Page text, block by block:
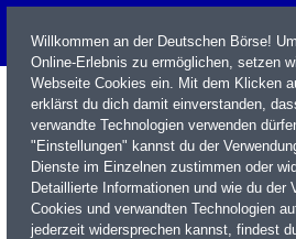
Name / WKN / ISIN / Kürzel
Willkommen an der Deutschen Börse!
Online-Erlebnis zu ermöglichen, setzen
Webseite Cookies ein. Mit dem Klicken
erklärst du dich damit einverstanden,
verwandte Technologien verwenden
"Einstellungen" kannst du der
Dienste im Einzelnen zustimmen oder
Detaillierte Informationen und wie du der
Cookies und verwandten Technologien
jederzeit widersprechen kannst, findest